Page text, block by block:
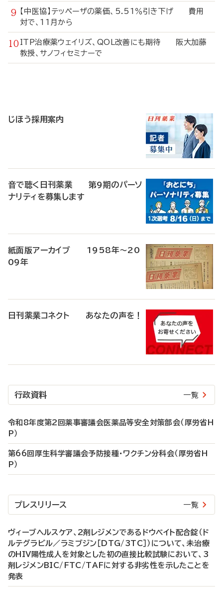
【中医協】テッペーザの薬価、5.51％引き下げ 費用
対で、11月から
ITP治療薬ウェイリズ、QOL改善にも期待 阪大加藤
教授、サノフィセミナーで
じほう採用案内
音で聴く日刊薬業 第9期のパーソ
ナリティを募集します
紙面版アーカイブ 1958年～20
09年
日刊薬業コネクト あなたの声を！
行政資料 一覧
令和8年度第2回薬事審議会医薬品等安全対策部会（厚労省H
P）
第66回厚生科学審議会予防接種・ワクチン分科会（厚労省H
P）
プレスリリース 一覧
ヴィーブヘルスケア、2剤レジメンであるドウベイト配合錠（ド
ルテグラビル／ラミブジン［DTG/3TC］）について、未治療
のHIV陽性成人を対象とした初の直接比較試験において、3
剤レジメンBIC/FTC/TAFに対する非劣性を示したことを
発表